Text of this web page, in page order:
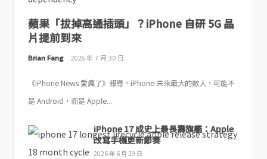
蘋果「拔掉高通插頭」？iPhone 自研 5G 晶
片提前到來
Brian Fang 2026 年 7 月 30 日
《iPhone News 愛瘋了》報導，iPhone 未來最大的敵人，可能不
是 Android，而是 Apple...
iPhone 17 成史上最長壽旗艦：Apple
改寫手機更新節奏
2026 年 6 月 29 日